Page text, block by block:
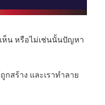
เห็น หรือไม่เช่นนั้นปัญหา
สร้าง และเราทำลาย